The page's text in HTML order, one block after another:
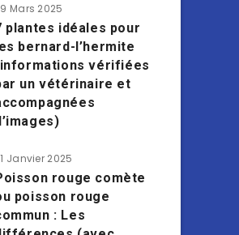
Mars 2025
plantes idéales pour
bernard-l’hermite
vérifiées
un vétérinaire et
Janvier 2025
rouge comète
poisson rouge
: Les